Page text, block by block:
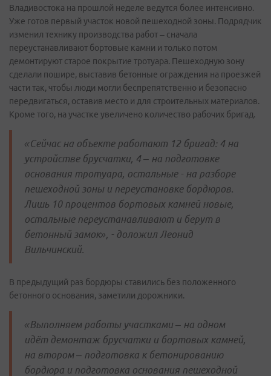
Владивостока на прошлой неделе ведутся более интенсивно.
Уже готов первый участок новой пешеходной зоны. Подрядчик
изменил технику производства работ – сначала
переустанавливают бортовые камни и только потом
демонтируют старое покрытие тротуара. Пешеходную зону
сделали пошире, выставив бетонные ограждения на проезжей
части так, чтобы люди могли беспрепятственно и безопасно
передвигаться, оставив место и для строительных материалов.
Кроме того, на участке увеличено количество рабочих бригад.
«Сейчас на объекте работают 12 бригад: 4 на
устройстве брусчатки, 4 – на подготовке
основания тротуара, остальные - на разборе
пешеходной зоны и переустановке бордюров.
Лишь 10 процентов бортовых камней новые,
остальные переустанавливают и берут в
бетонный замок», - доложил Леонид
Вильчинский.
В предыдущий раз бордюры ставились без положенного
бетонного основания, заметили дорожники.
«Выполняем работы участками – на одном
идёт демонтаж брусчатки и бортовых камней,
на втором – подготовка к бетонированию
бордюра и подготовка основания пешеходной